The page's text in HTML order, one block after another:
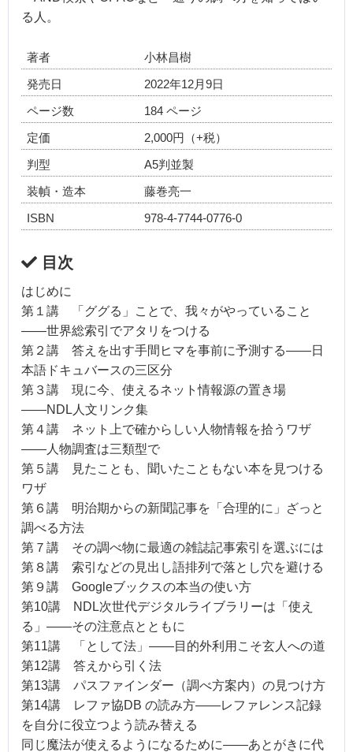
る人。
著者 小林昌樹
発売日 2022年12月9日
ページ数 184 ページ
定価 2,000円（+税）
判型 A5判並製
装幀・造本 藤巻亮一
ISBN 978-4-7744-0776-0
目次
はじめに
第１講 「ググる」ことで、我々がやっていること
――世界総索引でアタリをつける
第２講 答えを出す手間ヒマを事前に予測する――日
本語ドキュバースの三区分
第３講 現に今、使えるネット情報源の置き場
――NDL人文リンク集
第４講 ネット上で確からしい人物情報を拾うワザ
――人物調査は三類型で
第５講 見たことも、聞いたこともない本を見つける
ワザ
第６講 明治期からの新聞記事を「合理的に」ざっと
調べる方法
第７講 その調べ物に最適の雑誌記事索引を選ぶには
第８講 索引などの見出し語排列で落とし穴を避ける
第９講 Googleブックスの本当の使い方
第10講 NDL次世代デジタルライブラリーは「使え
る」――その注意点とともに
第11講 「として法」――目的外利用こそ玄人への道
第12講 答えから引く法
第13講 パスファインダー（調べ方案内）の見つけ方
第14講 レファ協DB の読み方――レファレンス記録
を自分に役立つよう読み替える
同じ魔法が使えるようになるために――あとがきに代